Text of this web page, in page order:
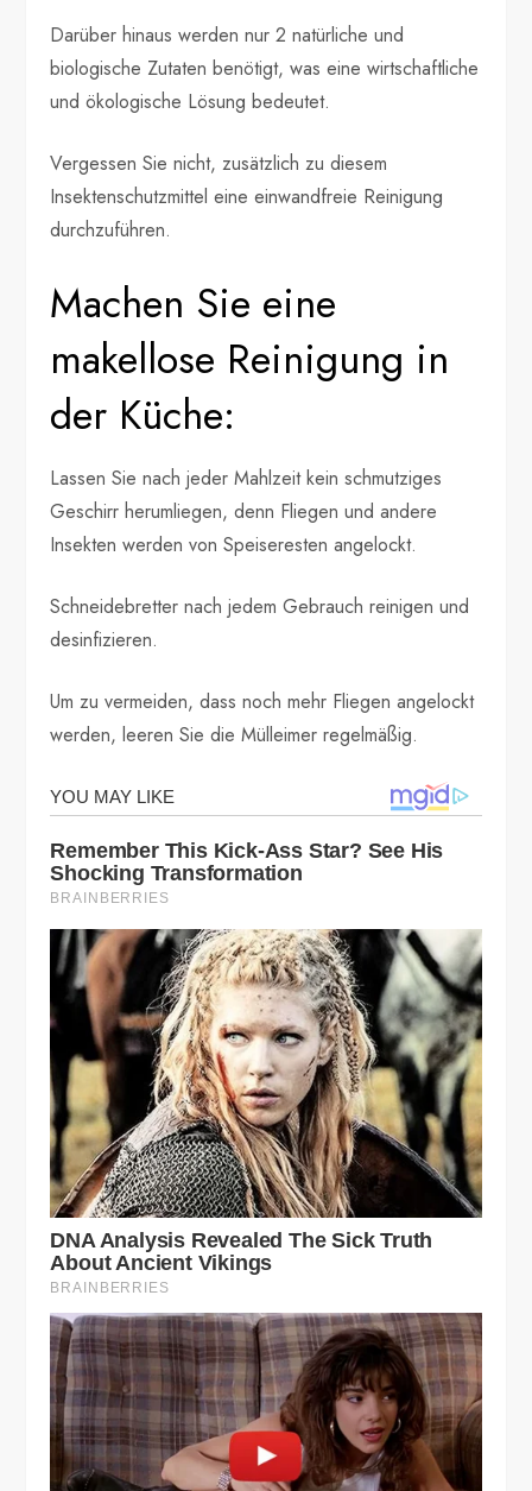
Darüber hinaus werden nur 2 natürliche und
biologische Zutaten benötigt, was eine wirtschaftliche
und ökologische Lösung bedeutet.
Vergessen Sie nicht, zusätzlich zu diesem
Insektenschutzmittel eine einwandfreie Reinigung
durchzuführen.
Machen Sie eine
makellose Reinigung in
der Küche:
Lassen Sie nach jeder Mahlzeit kein schmutziges
Geschirr herumliegen, denn Fliegen und andere
Insekten werden von Speiseresten angelockt.
Schneidebretter nach jedem Gebrauch reinigen und
desinfizieren.
Um zu vermeiden, dass noch mehr Fliegen angelockt
werden, leeren Sie die Mülleimer regelmäßig.